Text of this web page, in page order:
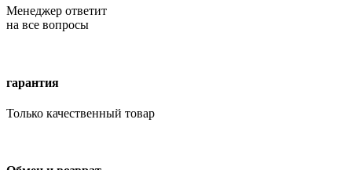
Менеджер ответит
на все вопросы
гарантия
Только качественный товар